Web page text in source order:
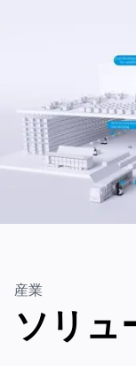
産業
ソリュ